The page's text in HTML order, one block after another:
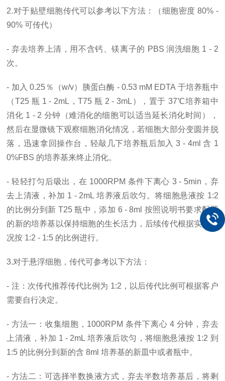
2.对于贴壁细胞传代可以参考以下方法：（细胞密度 80% -
90% 可传代）
- 弃去培养上清，用不含钙、镁离子的 PBS 润洗细胞 1 - 2
次。
- 加入 0.25％（w/v）胰蛋白酶 - 0.53 mM EDTA 于培养瓶中
（T25 瓶 1 - 2mL，T75 瓶 2 - 3mL），置于 37℃培养箱中
消化 1 - 2 分钟（难消化的细胞可以适当延长消化时间），
然后在显微镜下观察细胞消化情况，若细胞大部分变圆并脱
落，迅速拿回操作台，轻敲几下培养瓶后加入 3 - 4ml 含 1
0%FBS 的培养基来终止消化。
- 轻轻打匀后吸出，在 1000RPM 条件下离心 3 - 5min，弃
去上清液，补加 1 - 2mL 培养液后吹匀。将细胞悬液按 1:2
的比例分到新 T25 瓶中，添加 6 - 8ml 按照说明书要求配置
的新的培养基以保持细胞的生长活力，后续传代根据实际情
况按 1:2 - 1:5 的比例进行。
3.对于悬浮细胞，传代可参考以下方法：
- 注：次传代推荐传代比例为 1:2，以后传代比例可根据客户
需要自行决定。
- 方法一：收集细胞，1000RPM 条件下离心 4 分钟，弃去
上清液，补加 1 - 2mL 培养液后吹匀，将细胞悬液按 1:2 到
1:5 的比例分到新的含 8ml 培养基的新皿中或者瓶中。
- 方法二：可选择半数换液方式，弃去半数培养基后，将剩